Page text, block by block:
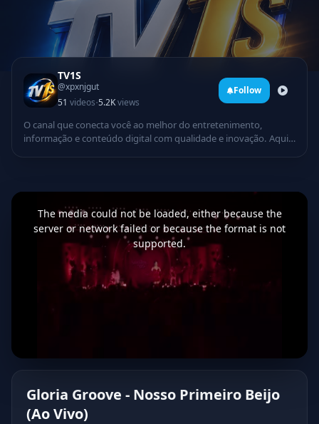
TV1S
@xpxnjgut
51 videos·5.2Kviews
Follow
O canal que conecta você ao melhor do entretenimento,
informação e conteúdo digital com qualidade e inovação. Aqui
levar uma experiência moderna, envolvente e cheia de energia
até você. Inscreva-se e faça parte dessa nova geração da
televisão digital! Ative as notificações e acompanhe tudo em
primeira mão
This
is
The media could not be loaded, either because the
server or network failed or because the format is not
supported.
Gloria Groove - Nosso Primeiro Beijo
(Ao Vivo)